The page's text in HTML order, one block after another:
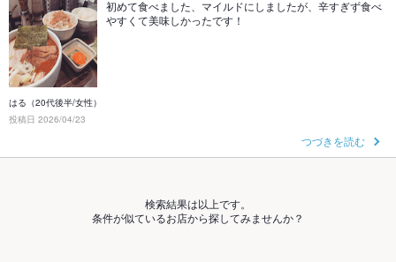
初めて食べました、マイルドにしましたが、辛すぎず食べ
やすくて美味しかったです！
はる（20代後半/女性）
投稿日 2026/04/23
つづきを読む
検索結果は以上です。
条件が似ているお店から探してみませんか？